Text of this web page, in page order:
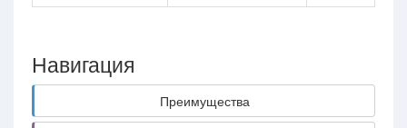
Навигация
Преимущества